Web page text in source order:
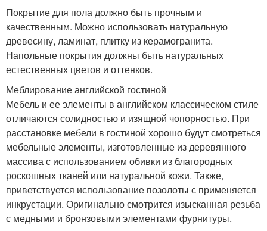
Покрытие для пола должно быть прочным и
качественным. Можно использовать натуральную
древесину, ламинат, плитку из керамогранита.
Напольные покрытия должны быть натуральных
естественных цветов и оттенков.
Меблирование английской гостиной
Мебель и ее элементы в английском классическом стиле
отличаются солидностью и изящной чопорностью. При
расстановке мебели в гостиной хорошо будут смотреться
мебельные элементы, изготовленные из деревянного
массива с использованием обивки из благородных
роскошных тканей или натуральной кожи. Также,
приветствуется использование позолоты с применяется
инкрустации. Оригинально смотрится изысканная резьба
с медными и бронзовыми элементами фурнитуры.